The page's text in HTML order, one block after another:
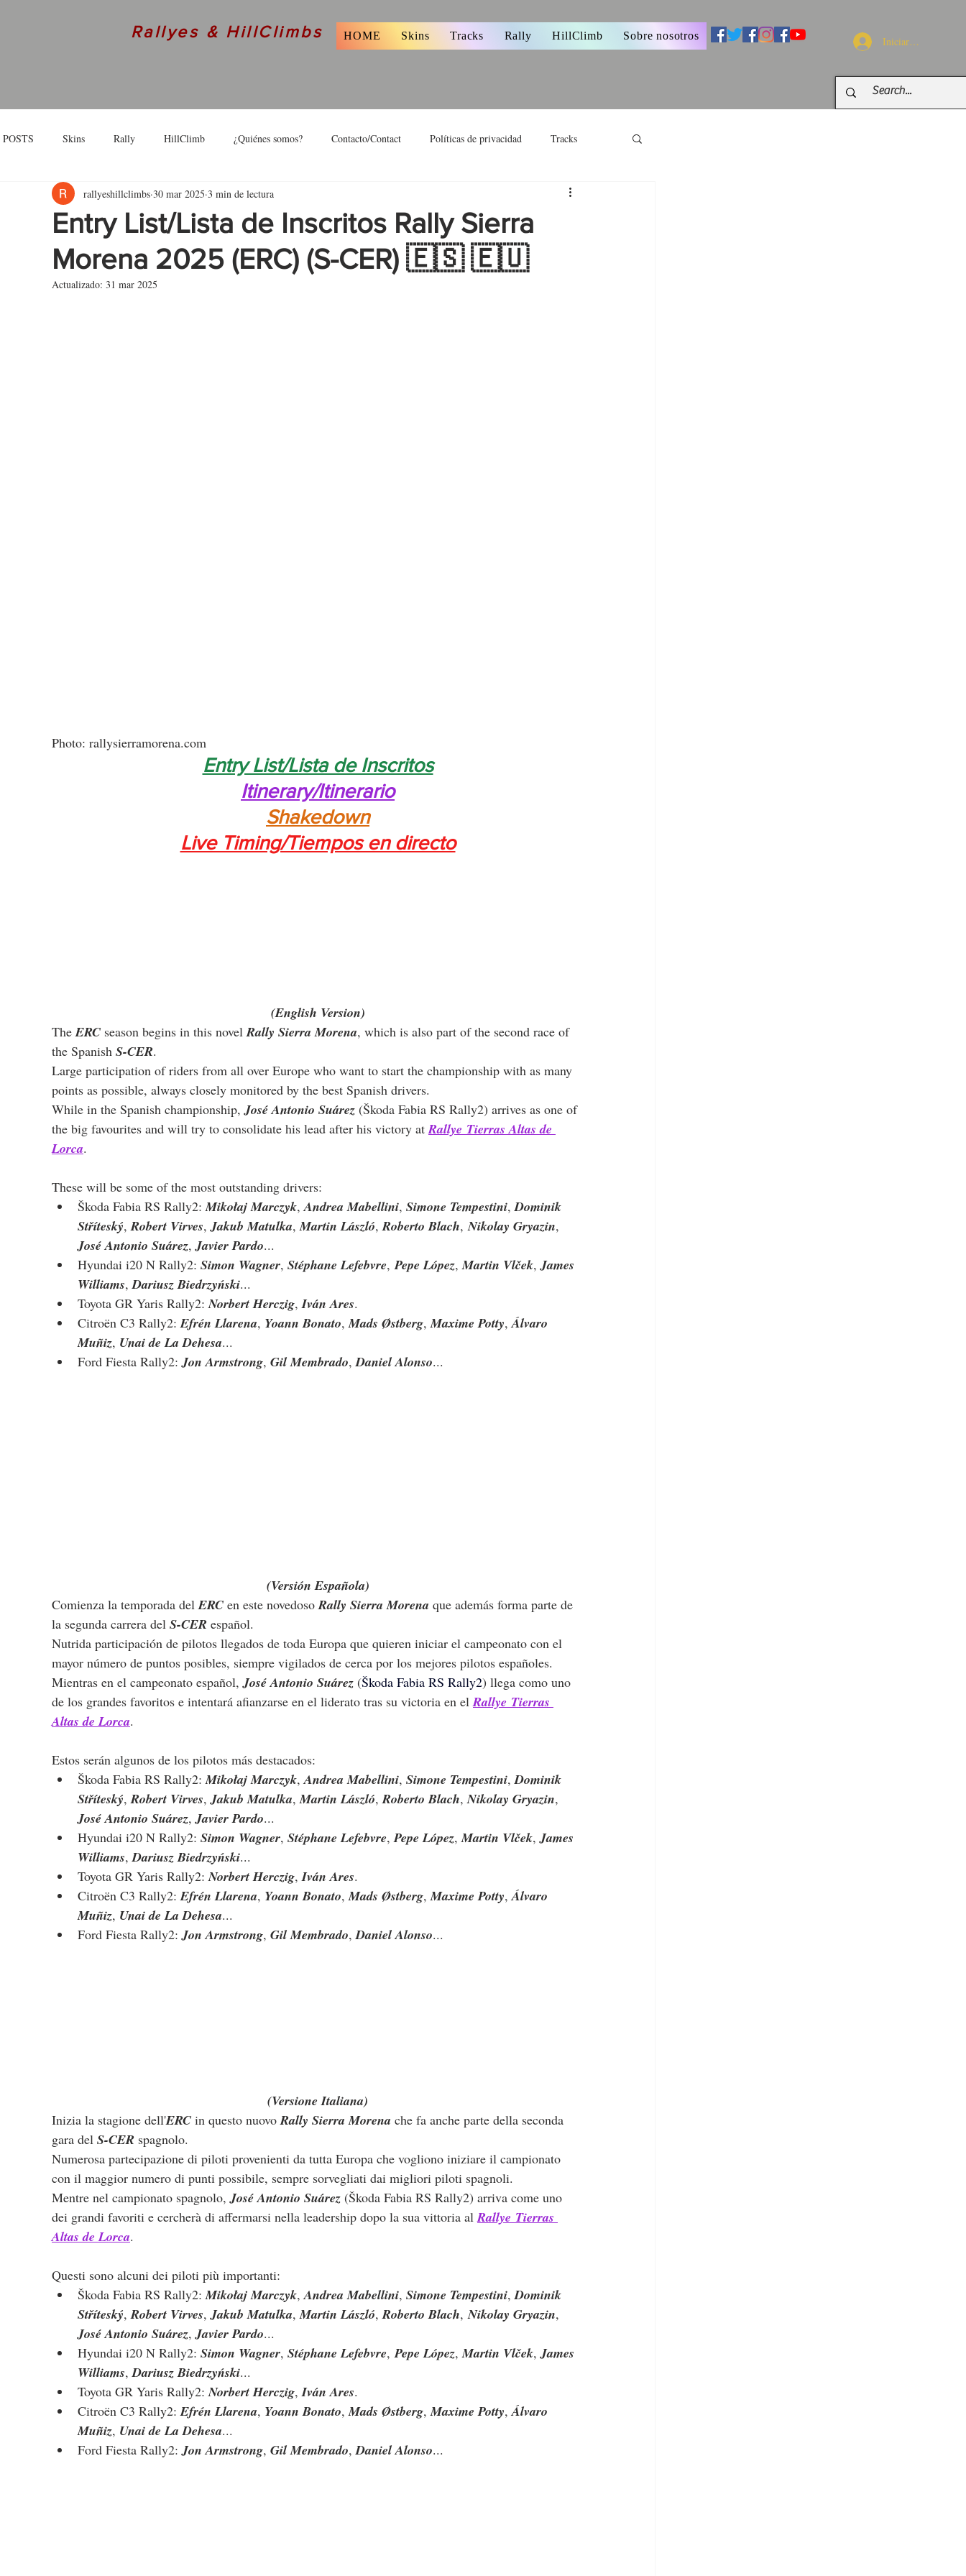
Rallyes & HillClimbs HOME Skins Tracks Rally HillClimb Sobre nosotros Iniciar sesión
Skins Rally HillClimb ¿Quiénes somos? Contacto/Contact Políticas de privacidad Tracks
Interview
Entry List/Lista de Inscritos Rally Sierra
Morena 2025 (ERC) (S-CER) 🇪🇸 🇪🇺
rallyeshillclimbs 30 mar 2025 3 min de lectura
Actualizado: 31 mar 2025
Photo: rallysierramorena.com
Entry List/Lista de Inscritos
Itinerary/Itinerario
Shakedown
Live Timing/Tiempos en directo
(English Version)
The ERC season begins in this novel Rally Sierra Morena, which is also part of the second race of
the Spanish S-CER.
Large participation of riders from all over Europe who want to start the championship with as many
points as possible, always closely monitored by the best Spanish drivers.
While in the Spanish championship, José Antonio Suárez (Škoda Fabia RS Rally2) arrives as one of
the big favourites and will try to consolidate his lead after his victory at Rallye Tierras Altas de
Lorca.
These will be some of the most outstanding drivers:
Škoda Fabia RS Rally2: Mikołaj Marczyk, Andrea Mabellini, Simone Tempestini, Dominik
Stříteský, Robert Virves, Jakub Matulka, Martin László, Roberto Blach, Nikolay Gryazin,
José Antonio Suárez, Javier Pardo...
Hyundai i20 N Rally2: Simon Wagner, Stéphane Lefebvre, Pepe López, Martin Vlček, James
Williams, Dariusz Biedrzyński...
Toyota GR Yaris Rally2: Norbert Herczig, Iván Ares.
Citroën C3 Rally2: Efrén Llarena, Yoann Bonato, Mads Østberg, Maxime Potty, Álvaro
Muñiz, Unai de La Dehesa...
Ford Fiesta Rally2: Jon Armstrong, Gil Membrado, Daniel Alonso...
(Versión Española)
Comienza la temporada del ERC en este novedoso Rally Sierra Morena que además forma parte de
la segunda carrera del S-CER español.
Nutrida participación de pilotos llegados de toda Europa que quieren iniciar el campeonato con el
mayor número de puntos posibles, siempre vigilados de cerca por los mejores pilotos españoles.
Mientras en el campeonato español, José Antonio Suárez (Škoda Fabia RS Rally2) llega como uno
de los grandes favoritos e intentará afianzarse en el liderato tras su victoria en el Rallye Tierras
Altas de Lorca.
Estos serán algunos de los pilotos más destacados:
Škoda Fabia RS Rally2: Mikołaj Marczyk, Andrea Mabellini, Simone Tempestini, Dominik
Stříteský, Robert Virves, Jakub Matulka, Martin László, Roberto Blach, Nikolay Gryazin,
José Antonio Suárez, Javier Pardo...
Hyundai i20 N Rally2: Simon Wagner, Stéphane Lefebvre, Pepe López, Martin Vlček, James
Williams, Dariusz Biedrzyński...
Toyota GR Yaris Rally2: Norbert Herczig, Iván Ares.
Citroën C3 Rally2: Efrén Llarena, Yoann Bonato, Mads Østberg, Maxime Potty, Álvaro
Muñiz, Unai de La Dehesa...
Ford Fiesta Rally2: Jon Armstrong, Gil Membrado, Daniel Alonso...
(Versione Italiana)
Inizia la stagione dell'ERC in questo nuovo Rally Sierra Morena che fa anche parte della seconda
gara del S-CER spagnolo.
Numerosa partecipazione di piloti provenienti da tutta Europa che vogliono iniziare il campionato
con il maggior numero di punti possibile, sempre sorvegliati dai migliori piloti spagnoli.
Mentre nel campionato spagnolo, José Antonio Suárez (Škoda Fabia RS Rally2) arriva come uno
dei grandi favoriti e cercherà di affermarsi nella leadership dopo la sua vittoria al Rallye Tierras
Altas de Lorca.
Questi sono alcuni dei piloti più importanti:
Škoda Fabia RS Rally2: Mikołaj Marczyk, Andrea Mabellini, Simone Tempestini, Dominik
Stříteský, Robert Virves, Jakub Matulka, Martin László, Roberto Blach, Nikolay Gryazin,
José Antonio Suárez, Javier Pardo...
Hyundai i20 N Rally2: Simon Wagner, Stéphane Lefebvre, Pepe López, Martin Vlček, James
Williams, Dariusz Biedrzyński...
Toyota GR Yaris Rally2: Norbert Herczig, Iván Ares.
Citroën C3 Rally2: Efrén Llarena, Yoann Bonato, Mads Østberg, Maxime Potty, Álvaro
Muñiz, Unai de La Dehesa...
Ford Fiesta Rally2: Jon Armstrong, Gil Membrado, Daniel Alonso...